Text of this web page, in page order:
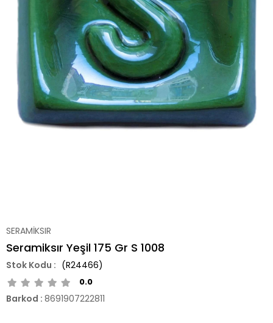
SERAMİKSIR
Seramiksır Yeşil 175 Gr S 1008
(R24466)
0.0
Barkod : 8691907222811